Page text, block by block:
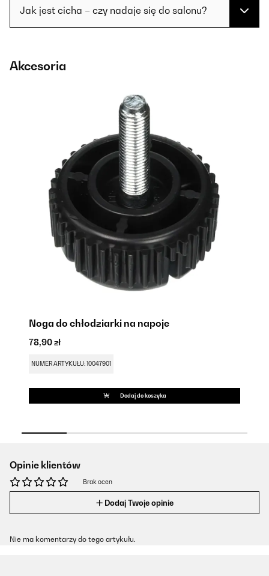
Jak jest cicha – czy nadaje się do salonu?
Akcesoria
Noga do chłodziarki na napoje
78,90 zł
NUMER ARTYKUŁU: 10047901
Dodaj do koszyka
Opinie klientów
Brak ocen
Dodaj Twoje opinie
Nie ma komentarzy do tego artykułu.